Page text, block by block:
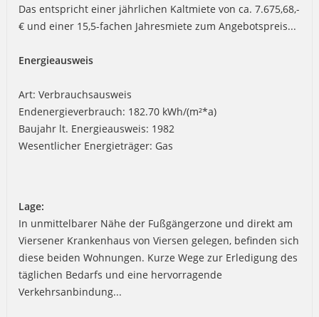
Das entspricht einer jährlichen Kaltmiete von ca. 7.675,68,-
€ und einer 15,5-fachen Jahresmiete zum Angebotspreis...
Energieausweis
Art: Verbrauchsausweis
Endenergieverbrauch: 182.70 kWh/(m²*a)
Baujahr lt. Energieausweis: 1982
Wesentlicher Energieträger: Gas
Lage:
In unmittelbarer Nähe der Fußgängerzone und direkt am
Viersener Krankenhaus von Viersen gelegen, befinden sich
diese beiden Wohnungen. Kurze Wege zur Erledigung des
täglichen Bedarfs und eine hervorragende
Verkehrsanbindung...